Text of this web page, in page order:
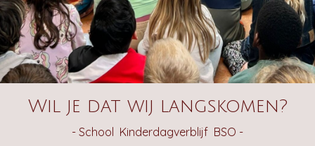
Wil je dat wij langskomen?
- School Kinderdagverblijf BSO -